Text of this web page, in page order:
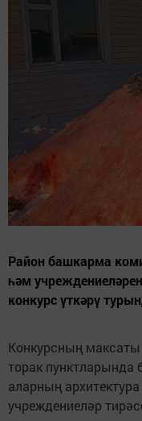
Район башкарма
һәм
конкурс үткәрү
Конкурсның
торак
аларның
учреждениеләр